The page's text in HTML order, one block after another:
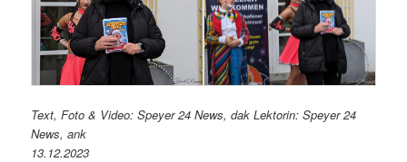
Text, Foto & Video: Speyer 24 News, dak Lektorin: Speyer 24
News, ank
13.12.2023